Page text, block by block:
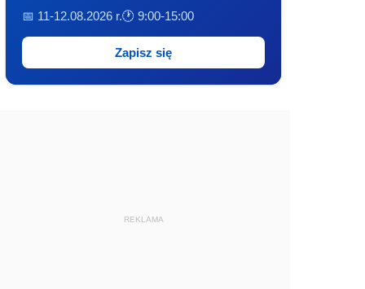
📅 11-12.08.2026 r.🕐 9:00-15:00
Zapisz się
REKLAMA